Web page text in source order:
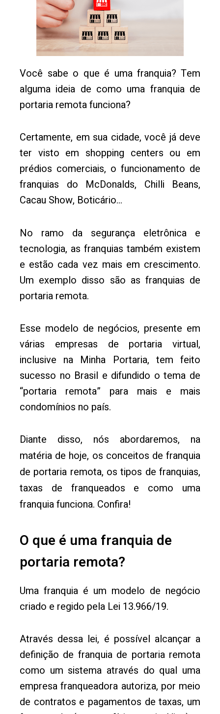
Você sabe o que é uma franquia? Tem
alguma ideia de como uma franquia de
portaria remota funciona?
Certamente, em sua cidade, você já deve
ter visto em shopping centers ou em
prédios comerciais, o funcionamento de
franquias do McDonalds, Chilli Beans,
Cacau Show, Boticário…
No ramo da segurança eletrônica e
tecnologia, as franquias também existem
e estão cada vez mais em crescimento.
Um exemplo disso são as franquias de
portaria remota.
Esse modelo de negócios, presente em
várias empresas de portaria virtual,
inclusive na Minha Portaria, tem feito
sucesso no Brasil e difundido o tema de
“portaria remota” para mais e mais
condomínios no país.
Diante disso, nós abordaremos, na
matéria de hoje, os conceitos de franquia
de portaria remota, os tipos de franquias,
taxas de franqueados e como uma
franquia funciona. Confira!
O que é uma franquia de
portaria remota?
Uma franquia é um modelo de negócio
criado e regido pela Lei 13.966/19.
Através dessa lei, é possível alcançar a
definição de franquia de portaria remota
como um sistema através do qual uma
empresa franqueadora autoriza, por meio
de contratos e pagamentos de taxas, um